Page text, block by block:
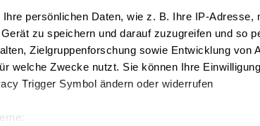
Ihre persönlichen Daten, wie z. B. Ihre IP-Adresse,
zu speichern und darauf zuzugreifen und so
Zielgruppenforschung sowie Entwicklung von
welche Zwecke nutzt. Sie können Ihre
Trigger Symbol ändern oder widerrufen
Andere